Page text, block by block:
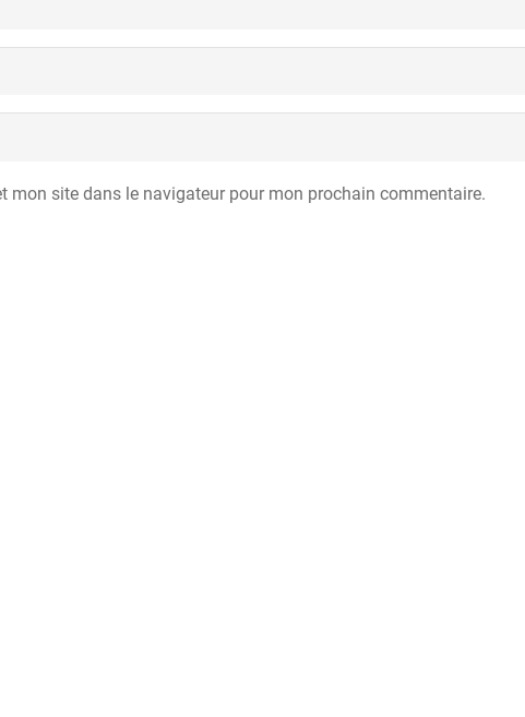
mon site dans le navigateur pour mon prochain commentaire.